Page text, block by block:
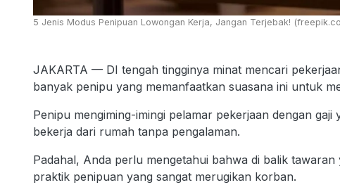
5 Jenis Modus Penipuan Lowongan Kerja, Jangan Terjebak!
JAKARTA — DI tengah tingginya minat mencari
banyak penipu yang memanfaatkan suasana ini untuk
Penipu mengiming-imingi pelamar pekerjaan dengan
bekerja dari rumah tanpa pengalaman.
Padahal, Anda perlu mengetahui bahwa di balik
praktik penipuan yang sangat merugikan korban.